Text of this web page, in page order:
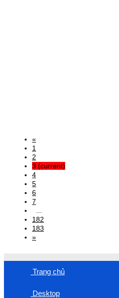
«
1
2
3 (current)
4
5
6
7
182
183
»
Trang chủ
Desktop